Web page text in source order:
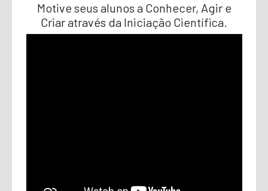
Motive seus alunos a Conhecer, Agir e
Criar através da Iniciação Científica.